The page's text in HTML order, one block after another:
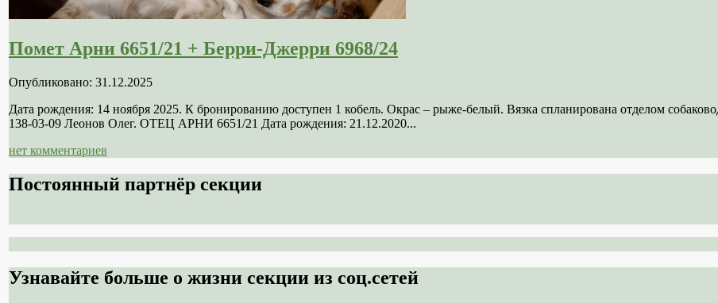
Помет Арни 6651/21 + Берри-Джерри 6968/24
Опубликовано: 31.12.2025
Дата рождения: 14 ноября 2025. К бронированию доступен 1 кобель. Окрас – рыже-белый. Вязка спланирована отделом
138-03-09 Леонов Олег. ОТЕЦ АРНИ 6651/21 Дата рождения: 21.12.2020...
нет комментариев
Постоянный партнёр секции
Узнавайте больше о жизни секции из соц.сетей